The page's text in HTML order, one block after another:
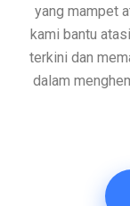
yang mampet
kami bantu
terkini dan
dalam